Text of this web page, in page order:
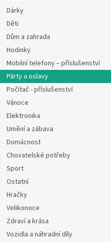
Dárky
Děti
Dům a zahrada
Hodinky
Mobilní telefony – příslušenství
Párty a oslavy
Počítač - příslušenství
Vánoce
Elektronika
Umění a zábava
Domácnost
Chovatelské potřeby
Sport
Ostatní
Hračky
Velikonoce
Zdraví a krása
Vozidla a náhradní díly